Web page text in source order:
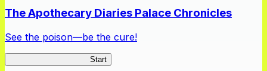
The Apothecary Diaries Palace Chronicles
See the poison—be the cure!
Start